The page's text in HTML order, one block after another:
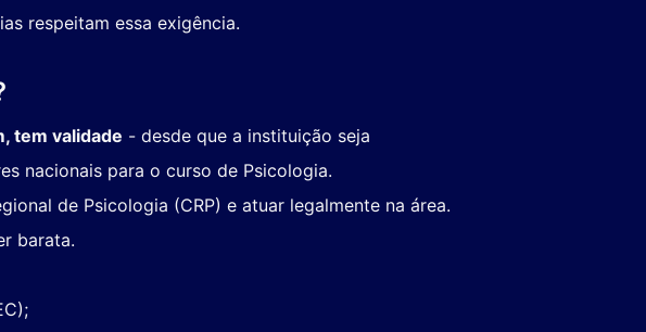
respeitam essa exigência.
tem validade - desde que a instituição seja
nacionais para o curso de Psicologia.
de Psicologia (CRP) e atuar legalmente na área.
barata.